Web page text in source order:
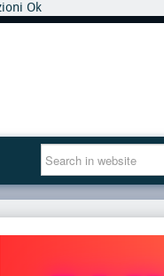
Ok